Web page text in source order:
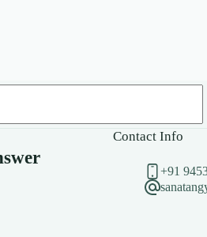
Contact Info
+91